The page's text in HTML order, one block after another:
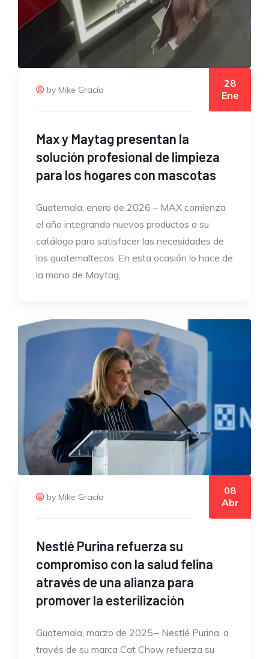
by Mike Gracía
28
Ene
Max y Maytag presentan la
solución profesional de limpieza
para los hogares con mascotas
Guatemala, enero de 2026 – MAX comienza
el año integrando nuevos productos a su
catálogo para satisfacer las necesidades de
los guatemaltecos. En esta ocasión lo hace de
la mano de Maytag,
by Mike Gracía
08
Abr
Nestlé Purina refuerza su
compromiso con la salud felina
através de una alianza para
promover la esterilización
Guatemala, marzo de 2025.– Nestlé Purina, a
través de su marca Cat Chow refuerza su